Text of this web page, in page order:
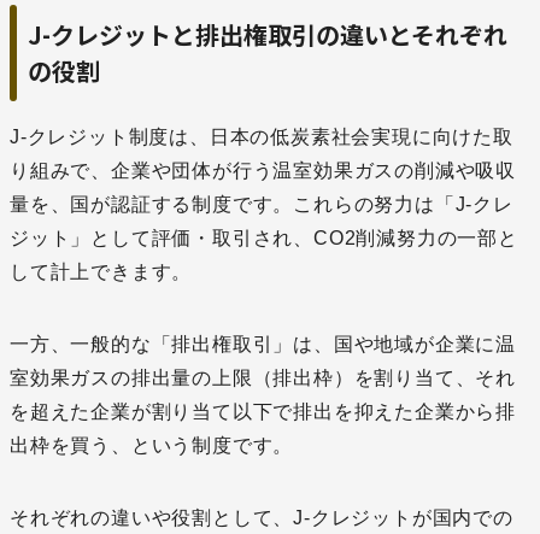
J-クレジットと排出権取引の違いとそれぞれ
の役割
J-クレジット制度は、日本の低炭素社会実現に向けた取
り組みで、企業や団体が行う温室効果ガスの削減や吸収
量を、国が認証する制度です。これらの努力は「J-クレ
ジット」として評価・取引され、CO2削減努力の一部と
して計上できます。
一方、一般的な「排出権取引」は、国や地域が企業に温
室効果ガスの排出量の上限（排出枠）を割り当て、それ
を超えた企業が割り当て以下で排出を抑えた企業から排
出枠を買う、という制度です。
それぞれの違いや役割として、J-クレジットが国内での